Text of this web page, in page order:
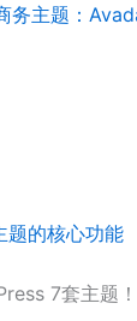
务主题：
的核心功能
7套主题！